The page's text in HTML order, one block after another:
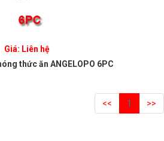
Giá: Liên hệ
thức ăn ANGELOPO 6PC
<< 1 >>